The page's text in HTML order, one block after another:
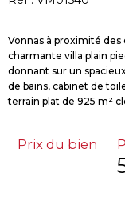
Vonnas à proximité
charmante villa plain
donnant sur un
de bains, cabinet de
Prix du bien